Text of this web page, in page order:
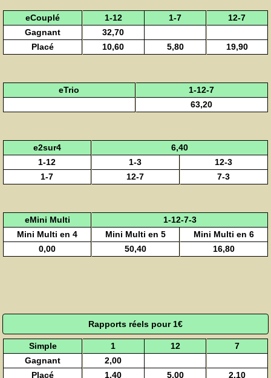
eCouplé 1-12 1-7
12-7
Gagnant
32,70
Placé
10,60 5,80 19,90
eTrio
1-12-7
63,20
e2sur4
6,40
1-12
1-3
12-3
1-7
12-7 7-3
eMini Multi
1-12-7-3
Mini Multi en 4
Mini Multi en 5
Mini Multi en 6
0,00
50,40 16,80
Rapports réels pour 1€
Simple 1 12
7
Gagnant
2,00
Placé
1,40 5,00 2,10